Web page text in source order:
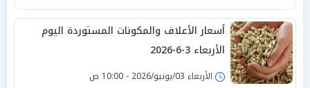
أسعار الأعلاف والمكونات المستوردة اليوم
الأربعاء 3-6-2026
الأربعاء 03/يونيو/2026 - 10:00 ص